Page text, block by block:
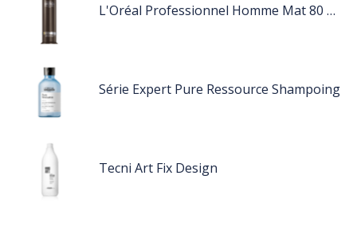
L'Oréal Professionnel Homme Mat 80 ML
Série Expert Pure Ressource Shampoing
Tecni Art Fix Design